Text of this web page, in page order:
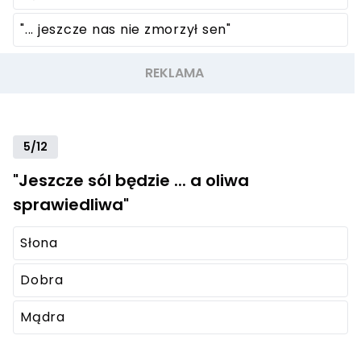
"... jeszcze nas nie zmorzył sen"
5/12
"Jeszcze sól będzie ... a oliwa
sprawiedliwa"
Słona
Dobra
Mądra